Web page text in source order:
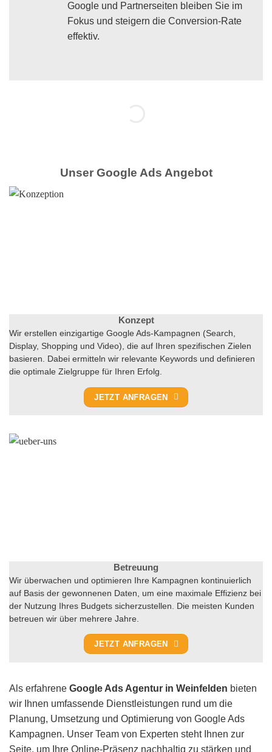
Google und Partnerseiten bleiben Sie im
Fokus und steigern die Conversion-Rate
effektiv.
Unser Google Ads Angebot
Konzept
Wir erstellen einzigartige Google Ads-Kampagnen (Search,
Display, Shopping und Video), die auf Ihren spezifischen Zielen
basieren. Dabei ermitteln wir relevante Keywords und definieren
die optimale Zielgruppe für Ihren Erfolg.
JETZT ANFRAGEN
Betreuung
Wir überwachen und optimieren Ihre Kampagnen kontinuierlich
auf Basis der gewonnenen Daten, um eine maximale Effizienz bei
der Nutzung Ihres Budgets sicherzustellen. Die meisten Kunden
betreuen wir über mehrere Jahre.
JETZT ANFRAGEN
Als erfahrene Google Ads Agentur in Weinfelden bieten
wir Ihnen umfassende Dienstleistungen rund um die
Planung, Umsetzung und Optimierung von Google Ads
Kampagnen. Unser Team von Experten steht Ihnen zur
Seite, um Ihre Online-Präsenz nachhaltig zu stärken und